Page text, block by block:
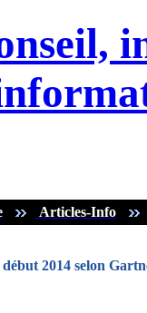
Articles-Info
2014 selon